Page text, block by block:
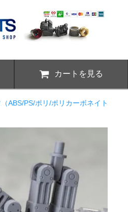
カートを見る
ABS/PS/ポリ/ポリカーボネイト